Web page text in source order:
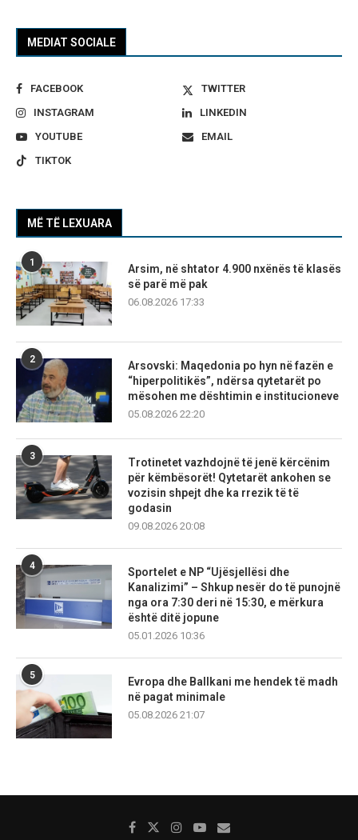
MEDIAT SOCIALE
FACEBOOK
TWITTER
INSTAGRAM
LINKEDIN
YOUTUBE
EMAIL
TIKTOK
MË TË LEXUARA
1
Arsim, në shtator 4.900 nxënës të klasës
së parë më pak
06.08.2026 17:33
2
Arsovski: Maqedonia po hyn në fazën e
“hiperpolitikës”, ndërsa qytetarët po
mësohen me dështimin e institucioneve
05.08.2026 22:20
3
Trotinetet vazhdojnë të jenë kërcënim
për këmbësorët! Qytetarët ankohen se
vozisin shpejt dhe ka rrezik të të
godasin
09.08.2026 20:08
4
Sportelet e NP “Ujësjellësi dhe
Kanalizimi” – Shkup nesër do të punojnë
nga ora 7:30 deri në 15:30, e mërkura
është ditë jopune
05.01.2026 10:36
5
Evropa dhe Ballkani me hendek të madh
në pagat minimale
05.08.2026 21:07